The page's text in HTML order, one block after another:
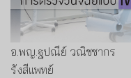
อ.พญ.ฐปณีย์ วณิชชากร
รังสีแพทย์